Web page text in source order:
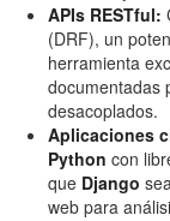
APIs RESTful:
(DRF), un
herramienta
documentadas
desacoplados.
Aplicaciones
Python con
que Django
web para